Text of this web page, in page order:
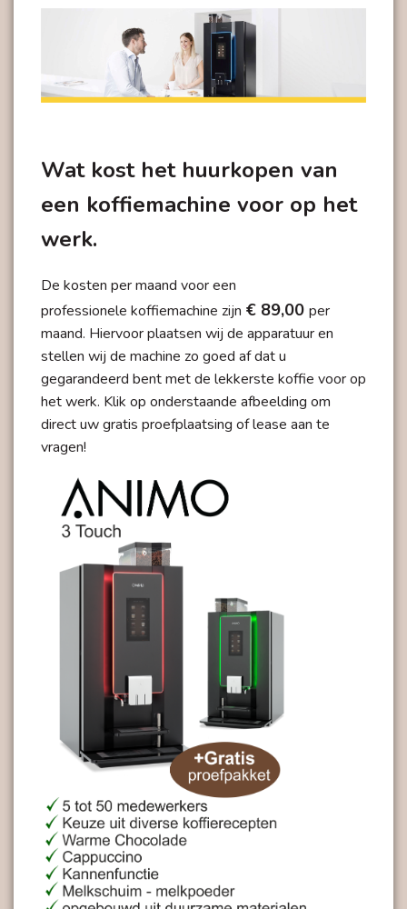
Wat kost het huurkopen van
een koffiemachine voor op het
werk.
De kosten per maand voor een
professionele koffiemachine zijn € 89,00 per
maand. Hiervoor plaatsen wij de apparatuur en
stellen wij de machine zo goed af dat u
gegarandeerd bent met de lekkerste koffie voor op
het werk. Klik op onderstaande afbeelding om
direct uw gratis proefplaatsing of lease aan te
vragen!